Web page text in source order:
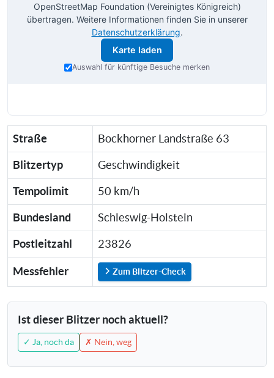
OpenStreetMap Foundation (Vereinigtes Königreich)
übertragen. Weitere Informationen finden Sie in unserer
Datenschutzerklärung.
Karte laden
Auswahl für künftige Besuche merken
Straße Bockhorner Landstraße 63
Blitzertyp Geschwindigkeit
Tempolimit 50 km/h
Bundesland Schleswig-Holstein
Postleitzahl 23826
Messfehler Zum Blitzer-Check
Ist dieser Blitzer noch aktuell?
✓ Ja, noch da ✗ Nein, weg